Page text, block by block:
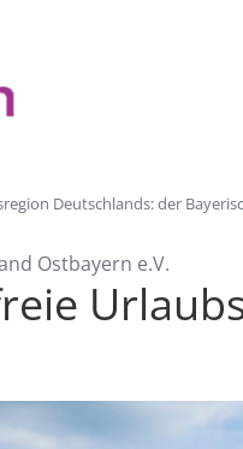
Deutschlands: der
Ostbayern e.V.